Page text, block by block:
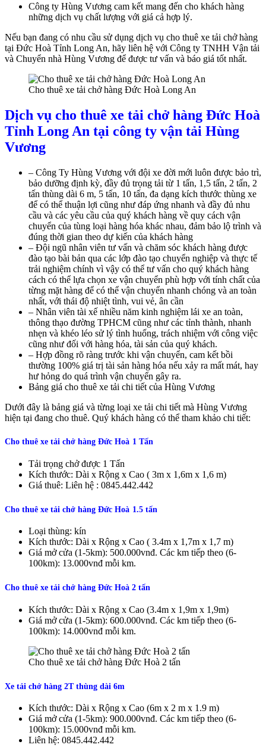
Công ty Hùng Vương cam kết mang đến cho khách hàng
những dịch vụ chất lượng với giá cả hợp lý.
Nếu bạn đang có nhu cầu sử dụng dịch vụ cho thuê xe tải chở hàng
tại Đức Hoà Tỉnh Long An, hãy liên hệ với Công ty TNHH Vận tải
và Chuyển nhà Hùng Vương để được tư vấn và báo giá tốt nhất.
Cho thuê xe tải chở hàng Đức Hoà Long An
Dịch vụ cho thuê xe tải chở hàng Đức Hoà
Tỉnh Long An tại công ty vận tải Hùng
Vương
– Công Ty Hùng Vương với đội xe đời mới luôn được bảo trì,
bảo dưỡng định kỳ, đầy đủ trọng tải từ 1 tấn, 1,5 tấn, 2 tấn, 2
tấn thùng dài 6 m, 5 tấn, 10 tấn, đa dạng kích thước thùng xe
để có thể thuận lợi cũng như đáp ứng nhanh và đầy đủ nhu
cầu và các yêu cầu của quý khách hàng về quy cách vận
chuyển của tùng loại hàng hóa khác nhau, đảm bảo lộ trình và
đúng thời gian theo dự kiến của khách hàng
– Đội ngũ nhân viên tư vấn và chăm sóc khách hàng được
đào tạo bài bản qua các lớp đào tạo chuyển nghiệp và thực tế
trải nghiệm chính vì vậy có thể tư vấn cho quý khách hàng
cách có thể lựa chọn xe vận chuyển phù hợp với tính chất của
từng mặt hàng để có thể vận chuyển nhanh chóng và an toàn
nhất, với thái độ nhiệt tình, vui vẻ, ân cần
– Nhân viên tài xế nhiều năm kinh nghiệm lái xe an toàn,
thông thạo đường TPHCM cũng như các tỉnh thành, nhanh
nhẹn và khéo léo sử lý tình huống, trách nhiệm với công việc
cũng như đối với hàng hóa, tài sản của quý khách.
– Hợp đồng rõ ràng trước khi vận chuyển, cam kết bồi
thường 100% giá trị tài sản hàng hóa nếu xảy ra mất mát, hay
hư hỏng do quá trình vận chuyển gây ra.
Bảng giá cho thuê xe tải chi tiết của Hùng Vương
Dưới đây là bảng giá và từng loại xe tải chi tiết mà Hùng Vương
hiện tại đang cho thuê. Quý khách hàng có thể tham khảo chi tiết:
Cho thuê xe tải chở hàng Đức Hoà 1 Tấn
Tải trọng chở được 1 Tấn
Kích thước: Dài x Rộng x Cao ( 3m x 1,6m x 1,6 m)
Giá thuê: Liên hệ : 0845.442.442
Cho thuê xe tải chở hàng Đức Hoà 1.5 tấn
Loại thùng: kín
Kích thước: Dài x Rộng x Cao ( 3.4m x 1,7m x 1,7 m)
Giá mở cửa (1-5km): 500.000vnđ. Các km tiếp theo (6-
100km): 13.000vnđ mỗi km.
Cho thuê xe tải chở hàng Đức Hoà 2 tấn
Kích thước: Dài x Rộng x Cao (3.4m x 1,9m x 1,9m)
Giá mở cửa (1-5km): 600.000vnđ. Các km tiếp theo (6-
100km): 14.000vnđ mỗi km.
Cho thuê xe tải chở hàng Đức Hoà 2 tấn
Xe tải chở hàng 2T thùng dài 6m
Kích thước: Dài x Rộng x Cao (6m x 2 m x 1.9 m)
Giá mở cửa (1-5km): 900.000vnđ. Các km tiếp theo (6-
100km): 15.000vnđ mỗi km.
Liên hệ: 0845.442.442